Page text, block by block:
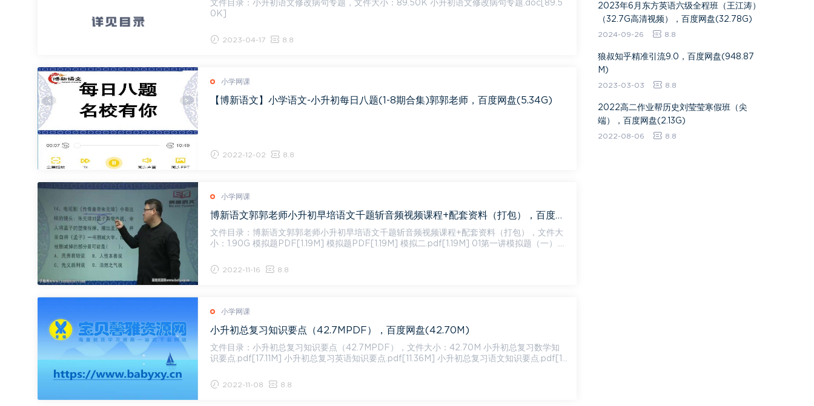
文件目录：小升初语文修改病句专题，文件大小：89.50K 小升初语文修改病句专题.doc[89.5
0K]
2023-04-17 8.8
小学网课
【博新语文】小学语文-小升初每日八题(1-8期合集)郭郭老师，百度网盘(5.34G)
2022-12-02 8.8
小学网课
博新语文郭郭老师小升初早培语文千题斩音频视频课程+配套资料（打包），百度网盘(1.90G)
文件目录：博新语文郭郭老师小升初早培语文千题斩音频视频课程+配套资料（打包），文件大
小：1.90G 模拟题PDF[1.19M] 模拟题PDF[1.19M] 模拟二.pdf[1.19M] 01第一讲模拟题（一）.
2022-11-16 8.8
小学网课
小升初总复习知识要点（42.7MPDF），百度网盘(42.70M)
文件目录：小升初总复习知识要点（42.7MPDF），文件大小：42.70M 小升初总复习数学知
识要点.pdf[17.11M] 小升初总复习英语知识要点.pdf[11.36M] 小升初总复习语文知识要点.pdf[1
2022-11-08 8.8
2023年6月东方英语六级全程班（王江涛）
（32.7G高清视频），百度网盘(32.78G)
2024-09-26 8.8
​狼叔知乎精准引流9.0​，百度网盘(948.87
M)
2023-03-03 8.8
2022高二作业帮历史刘莹莹寒假班（尖
端），百度网盘(2.13G)
2022-08-06 8.8